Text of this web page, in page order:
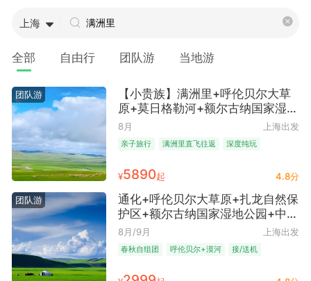
上海
全部 自由行 团队游 当地游
团队游
【小贵族】满洲里+呼伦贝尔大草
原+莫日格勒河+额尔古纳国家湿地
公园+呼和诺尔湖+巴尔虎草原+太
极图+海拉尔+室韦+行军大帐+草
原小火车+套娃景区6日5晚跟团游
● 满洲里直飞 纯玩 4人起发 精品
团 赠送骑马体验+篝火晚会+精美
航拍小视频
8月 上海出发
亲子旅行 满洲里直飞往返
深度纯玩
早去午回
¥5890起 4.8分
团队游
通化+呼伦贝尔大草原+扎龙自然保
护区+额尔古纳国家湿地公园+中俄
边防公路+漠河北极村+最北哨所
+哈尔滨+索菲亚教堂广场+中央大
街+中东铁路桥+长影旧址+满洲里
国门+套娃广场8日7晚跟团游 ● 通
8月/9月 上海出发
春秋自组团 呼伦贝尔+漠河
接/送机